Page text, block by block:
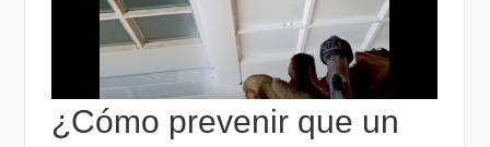
¿Cómo prevenir que un